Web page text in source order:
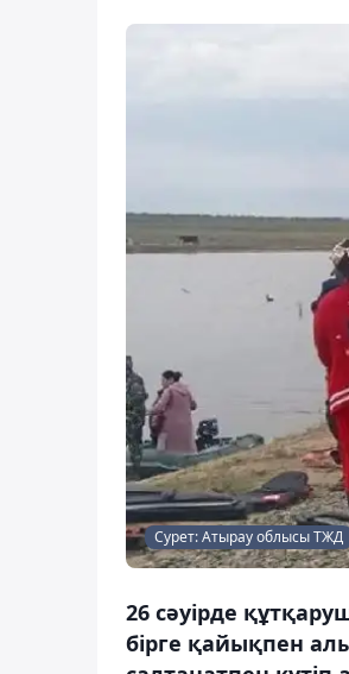
Сурет: Атырау облысы ТЖД
26 сәуірде
бірге қайықпен